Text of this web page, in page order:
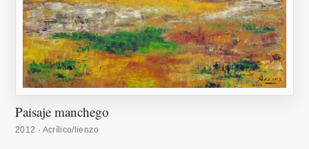
Paisaje manchego
2012 · Acrílico/lienzo